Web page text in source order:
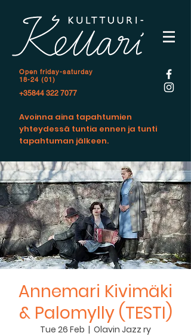
Open friday-saturday
18-24 (01)
+35844 322 7077
Avoinna aina tapahtumien
yhteydessä tuntia ennen ja tunti
tapahtuman jälkeen.
Annemari Kivimäki
& Palomylly (TESTI)
Tue 26 Feb
  |
Olavin Jazz ry